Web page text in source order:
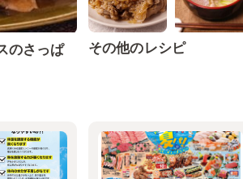
のさっぱ
その他のレシピ